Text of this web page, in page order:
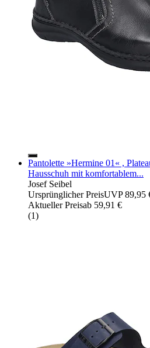
Pantolette »Hermine 01« ,
Hausschuh mit komfortablem...
Josef Seibel
Ursprünglicher PreisUVP 89,95
Aktueller Preisab 59,91 €
(1)